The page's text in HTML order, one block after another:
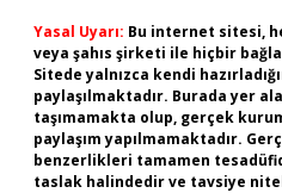
Yasal Uyarı: Bu internet sitesi,
veya şahıs şirketi ile hiçbir
Sitede yalnızca kendi
paylaşılmaktadır. Burada yer
taşımamakta olup, gerçek
paylaşım yapılmamaktadır.
benzerlikleri tamamen
taslak halindedir ve tavsiye